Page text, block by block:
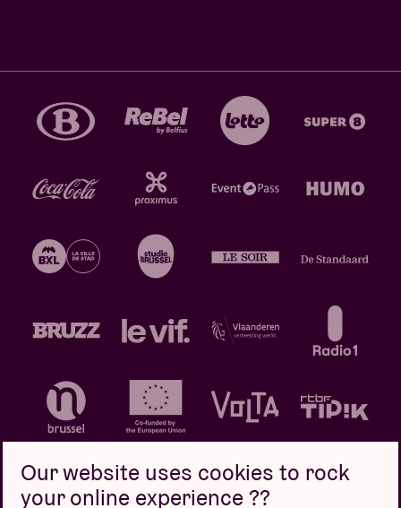
Our website uses cookies to rock
your online experience ??